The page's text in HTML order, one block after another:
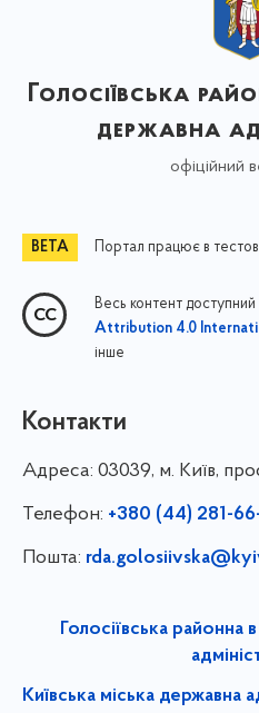
Голосіївська
державна
офіційний
Портал працює в
Весь контент доступний
Attribution 4.0
інше
Контакти
Адреса: 03039, м. Київ,
Телефон: +380 (44) 281-
Пошта:
Голосіївська районна
Київська міська державна